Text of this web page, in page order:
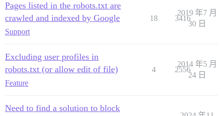
Pages listed in the robots.txt are
crawled and indexed by Google
Support
18 3416
2019 年7 月
30 日
Excluding user profiles in
robots.txt (or allow edit of file)
Feature
4 2556
2014 年5 月
24 日
Need to find a solution to block